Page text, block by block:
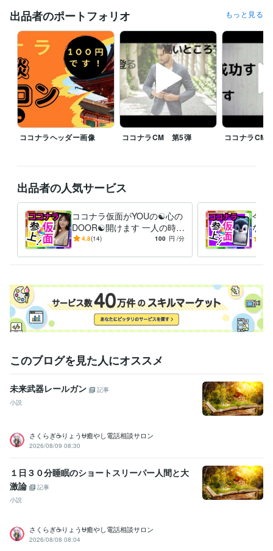
で！待機中時間、お気軽にどうぞ
離席中、対応中の時は他の皆様のDMの連絡が遅れることがありますが、
必ずDM連絡致しますので不快な気持ちには限りなくさせないつもりで
す。
【怒り、憎しみ、復讐心、嫉妬・・・etc】
真心のこもった精神で頑張りますm(_ _)m
☆★…………▽▼…………◇◆…………□■…………△▲
♥♦寂しい、悩みがある、聞いてほしい事がある方DMください
♦♥このスケジュール見て何か思った方はDMください、スゴい、素晴らし
い、キモい、ウザい、土に埋もれてしまえ！・・・・etc
♥♦冬の寒さが厳しいのでDMください
経験職種
ライフスタイル・その他 / スタイリスト 経験年数 : 7年
ライフスタイル・その他 / 美容師・ネイリスト・美容家
経験年数 : 7
年
ライフスタイル・その他 / シェフ・パティシエ 経験年数 : 10年
ココナラ 2024年3月 ~ 現在 2024年3月 ~ 現在
2024年3月 ~ 現在 2024年3月 ~ 現在
小学校の作文・・・『内容覚えてない』
しくて見たくない』 父親に褒められた・・・・スゴい昔
られた・・・・スゴい昔
バい点取って先生にシバキ倒される 和太鼓で地域行事で演奏 和太鼓
で都内某ホール、都内某神社で演奏多数
国内美容大会カラー部門で
入賞経験多数
国内美容大会パーマ部門で入賞経験多数 国内美容大会
ビジネス・クリエイティブツール
WordPress:5年Excel:5年
出品者のポートフォリオ もっと見る
ココナラヘッダー画像 ココナラCM 第5弾 ココナラCM
出品者の人気サービス
ココナラ仮面がYOUの☯️心の
DOOR☯️開けます 一人の時誰
かと話したい❇️まわりに流さ
4.8(14) 100 円 /分
今つ
なん
愚痴
避難
このブログを見た人にオススメ
未来武器レールガン
記事
小説
さくらぎ☕りょう⛎癒やし電話相談サロン
2026/08/09 08:30
１日３０分睡眠のショートスリーパー人間と大
激論
記事
小説
さくらぎ☕りょう⛎癒やし電話相談サロン
2026/08/08 08:04